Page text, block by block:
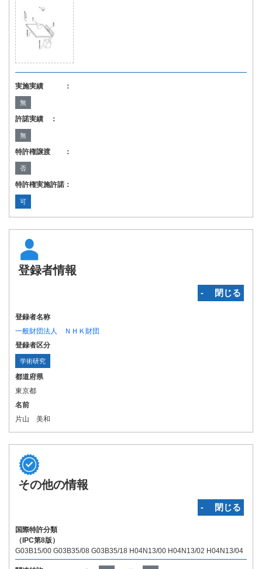
実施実績 ：
無
許諾実績 ：
無
特許権譲渡 ：
否
特許権実施許諾：
可
登録者情報
‐ 閉じる
登録者名称
一般財団法人 ＮＨＫ財団
登録者区分
学術研究
都道府県
東京都
名前
片山 美和
その他の情報
‐ 閉じる
国際特許分類
（IPC第8版）
G03B15/00 G03B35/08 G03B35/18 H04N13/00 H04N13/02 H04N13/04